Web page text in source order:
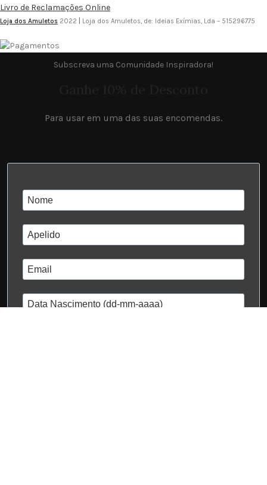
Livro de Reclamações Online
Loja dos Amuletos 2022 Loja dos Amuletos, de: Ideias Exímias, Lda – 515296775
Subscreva uma Comunidade Inspiradora!
Para usar em uma das suas encomendas.